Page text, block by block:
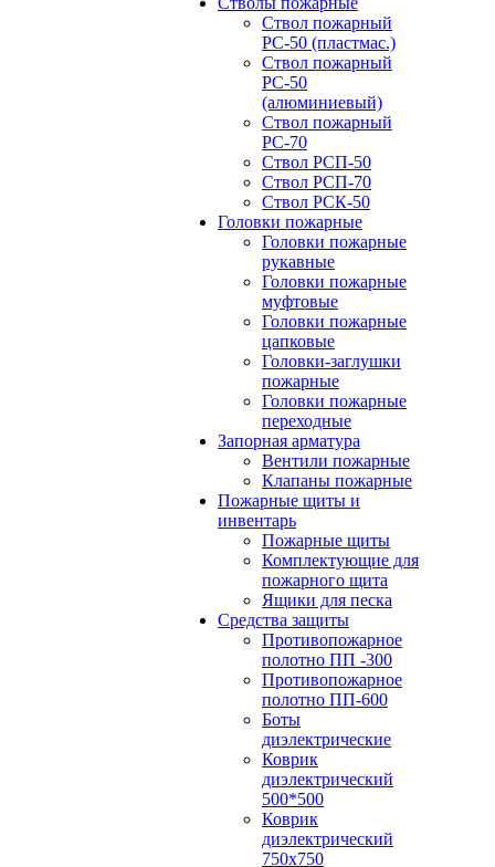
Ствол пожарный
РС-50 (пластмас.)
Ствол пожарный
РС-50
(алюминиевый)
Ствол пожарный
РС-70
Ствол РСП-50
Ствол РСП-70
Ствол РСК-50
Головки пожарные
Головки пожарные
рукавные
Головки пожарные
муфтовые
Головки пожарные
цапковые
Головки-заглушки
пожарные
Головки пожарные
переходные
Запорная арматура
Вентили пожарные
Клапаны пожарные
Пожарные щиты и
инвентарь
Пожарные щиты
Комплектующие для
пожарного щита
Ящики для песка
Средства защиты
Противопожарное
полотно ПП -300
Противопожарное
полотно ПП-600
Боты
диэлектрические
Коврик
диэлектрический
500*500
Коврик
диэлектрический
750х750